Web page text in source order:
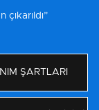
çıkarıldı”
ŞARTLARI